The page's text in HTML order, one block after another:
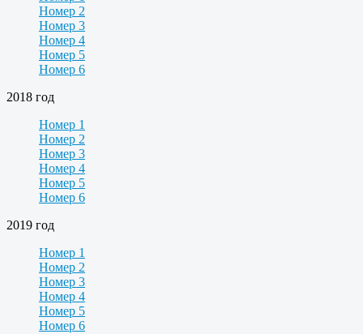
Номер 2
Номер 3
Номер 4
Номер 5
Номер 6
2018 год
Номер 1
Номер 2
Номер 3
Номер 4
Номер 5
Номер 6
2019 год
Номер 1
Номер 2
Номер 3
Номер 4
Номер 5
Номер 6